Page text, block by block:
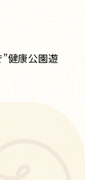
健康公園遊